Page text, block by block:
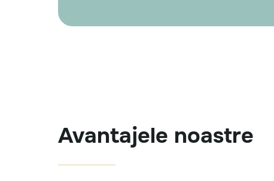
Avantajele noastre